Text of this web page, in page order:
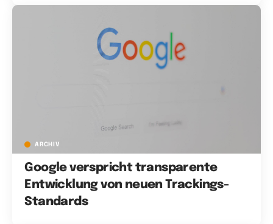
ARCHIV
Google verspricht transparente
Entwicklung von neuen Trackings-
Standards